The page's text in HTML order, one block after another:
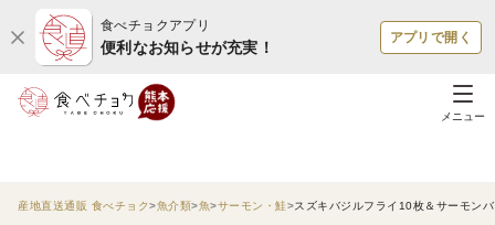
食べチョクアプリ
便利なお知らせが充実！
アプリで開く
メニュー
産地直送通販 食べチョク 魚介類 魚 サーモン・鮭 スズキバジルフライ10枚＆サーモン